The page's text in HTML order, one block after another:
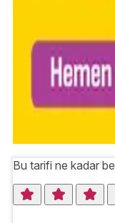
Bu tarifi ne kadar